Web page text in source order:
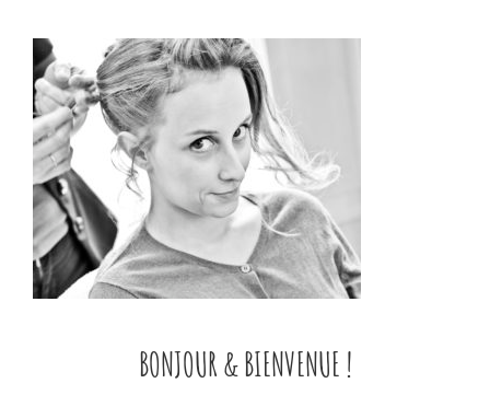
BONJOUR & BIENVENUE !